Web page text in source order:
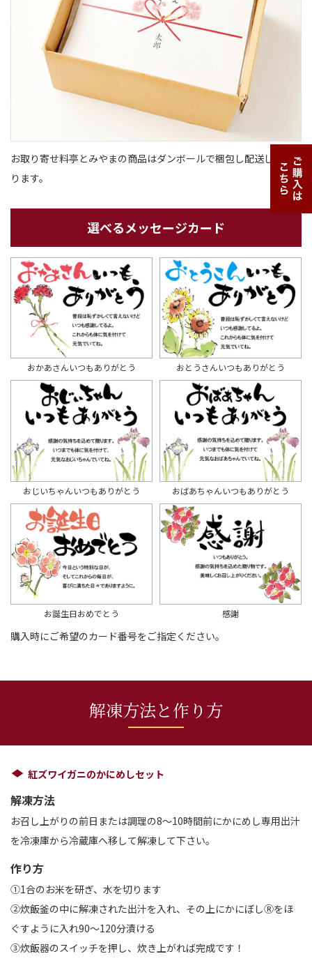
お取り寄せ料亭とみやまの商品はダンボールで梱包し配送してお
ります。
選べるメッセージカード
おかあさんいつもありがとう おとうさんいつもありがとう
おじいちゃんいつもありがとう おばあちゃんいつもありがとう
お誕生日おめでとう 感謝
購入時にご希望のカード番号をご指定ください。
解凍方法と作り方
紅ズワイガニのかにめしセット
解凍方法
お召し上がりの前日または調理の8～10時間前にかにめし専用出汁
を冷凍庫から冷蔵庫へ移して解凍して下さい。
作り方
①1合のお米を研ぎ、水を切ります
②炊飯釜の中に解凍された出汁を入れ、その上にかにぼしⓇをほ
ぐすように入れ90～120分漬ける
③炊飯器のスイッチを押し、炊き上がれば完成です！